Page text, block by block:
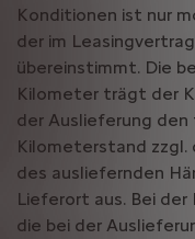
Konditionen ist nur
der im
übereinstimmt. Die
Kilometer trägt der
der Auslieferung den
Kilometerstand zzgl.
des ausliefernden
Lieferort aus. Bei der
die bei der